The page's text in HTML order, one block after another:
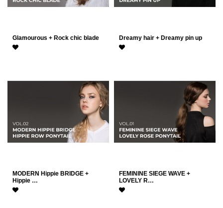
Glamourous + Rock chic blade Dreamy hair + Dreamy pin up
MODERN Hippie BRIDGE +
Hippie …
FEMININE SIEGE WAVE +
LOVELY R…